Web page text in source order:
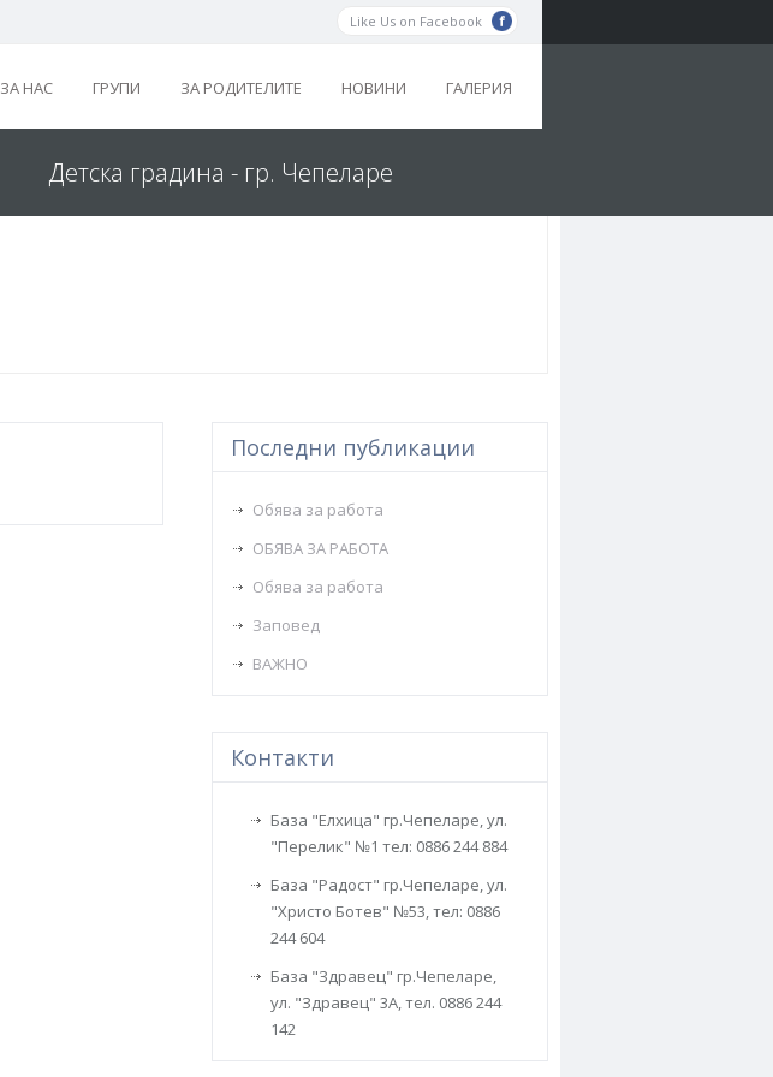
Like Us on Facebook
ЗА НАС ГРУПИ ЗА РОДИТЕЛИТЕ НОВИНИ ГАЛЕРИЯ
Детска градина - гр. Чепеларе
Последни публикации
Обява за работа
ОБЯВА ЗА РАБОТА
Обява за работа
Заповед
ВАЖНО
Контакти
База "Елхица" гр.Чепеларе, ул.
"Перелик" №1 тел: 0886 244 884
База "Радост" гр.Чепеларе, ул.
"Христо Ботев" №53, тел: 0886
244 604
База "Здравец" гр.Чепеларе,
ул. "Здравец" 3А, тел. 0886 244
142